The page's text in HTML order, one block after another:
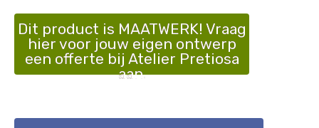
Dit product is MAATWERK! Vraag
hier voor jouw eigen ontwerp
een offerte bij Atelier Pretiosa
aan.